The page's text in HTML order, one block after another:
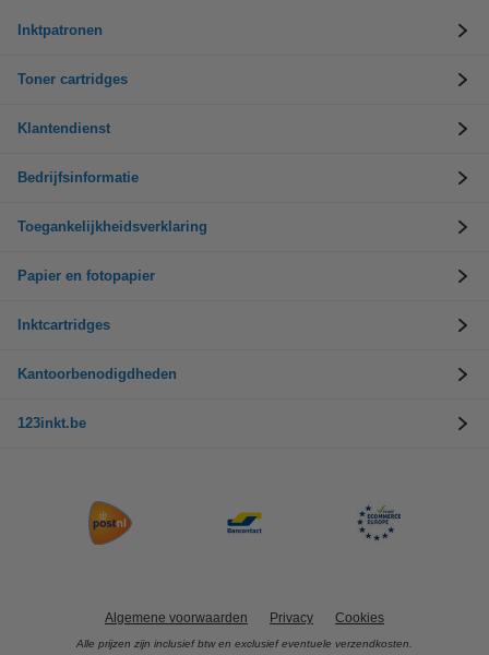
Inktpatronen
Toner cartridges
Klantendienst
Bedrijfsinformatie
Toegankelijkheidsverklaring
Papier en fotopapier
Inktcartridges
Kantoorbenodigdheden
123inkt.be
Algemene voorwaarden Privacy Cookies
Alle prijzen zijn inclusief btw en exclusief eventuele verzendkosten.